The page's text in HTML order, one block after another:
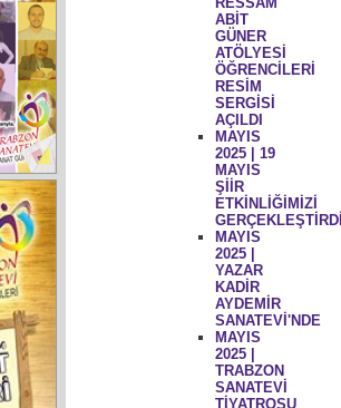
ABİT
GÜNER
ATÖLYESİ
ÖĞRENCİLERİ
RESİM
SERGİSİ
AÇILDI
MAYIS
2025 | 19
MAYIS
ŞİİR
ETKİNLİĞİMİZİ
MAYIS
2025 |
YAZAR
KADİR
AYDEMİR
SANATEVİ'NDE
MAYIS
2025 |
TRABZON
SANATEVİ
TİYATROSU